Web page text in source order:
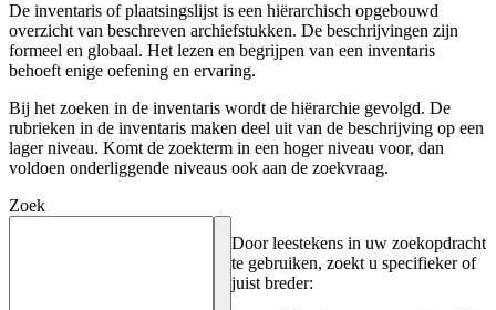
De inventaris of plaatsingslijst is een hiërarchisch opgebouwd
overzicht van beschreven archiefstukken. De beschrijvingen zijn
formeel en globaal. Het lezen en begrijpen van een inventaris
behoeft enige oefening en ervaring.
Bij het zoeken in de inventaris wordt de hiërarchie gevolgd. De
rubrieken in de inventaris maken deel uit van de beschrijving op een
lager niveau. Komt de zoekterm in een hoger niveau voor, dan
voldoen onderliggende niveaus ook aan de zoekvraag.
Zoek
Door leestekens in uw zoekopdracht
te gebruiken, zoekt u specifieker of
juist breder: